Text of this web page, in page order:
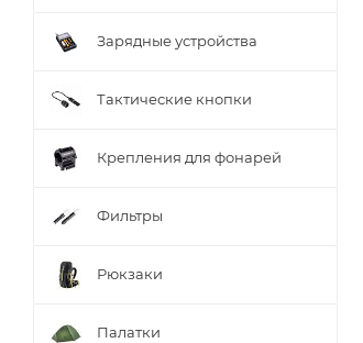
Зарядные устройства
Тактические кнопки
Крепления для фонарей
Фильтры
Рюкзаки
Палатки